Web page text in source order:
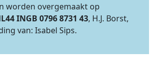
worden overgemaakt op
INGB 0796 8731 43, H.J. Borst,
van: Isabel Sips.